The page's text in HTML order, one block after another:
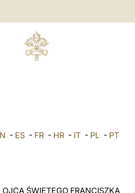
- ES- FR- HR- IT- PL- PT
ŚWIĘTEGO FRANCISZKA